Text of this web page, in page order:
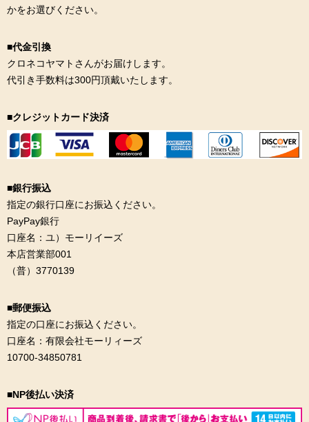
かをお選びください。
■代金引換
クロネコヤマトさんがお届けします。
代引き手数料は300円頂戴いたします。
■クレジットカード決済
■銀行振込
指定の銀行口座にお振込ください。
PayPay銀行
口座名：ユ）モーリイーズ
本店営業部001
（普）3770139
■郵便振込
指定の口座にお振込ください。
口座名：有限会社モーリィーズ
10700-34850781
■NP後払い決済